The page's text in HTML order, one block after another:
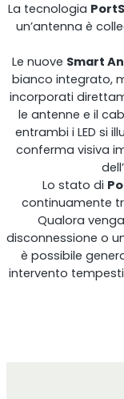
La tecnologia
un’antenna è
Le nuove Smart
bianco integrato,
incorporati
le antenne e il
entrambi i LED si
conferma visiva
Lo stato di
continuamente
Qualora
disconnessione o
è possibile
intervento